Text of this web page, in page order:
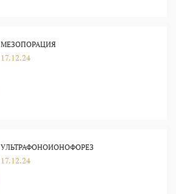
МЕЗОПОРАЦИЯ
17.12.24
УЛЬТРАФОНОИОНОФОРЕЗ
17.12.24